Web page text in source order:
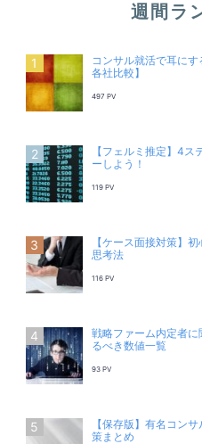
週間ラ
コンサル就活で耳に
各社比較】
497 PV
【フェルミ推定】4ス
ーしよう！
119 PV
【ケース面接対策】
思考法
116 PV
戦略ファーム内定者に
るべき数値一覧
93 PV
【保存版】有名コン
策まとめ